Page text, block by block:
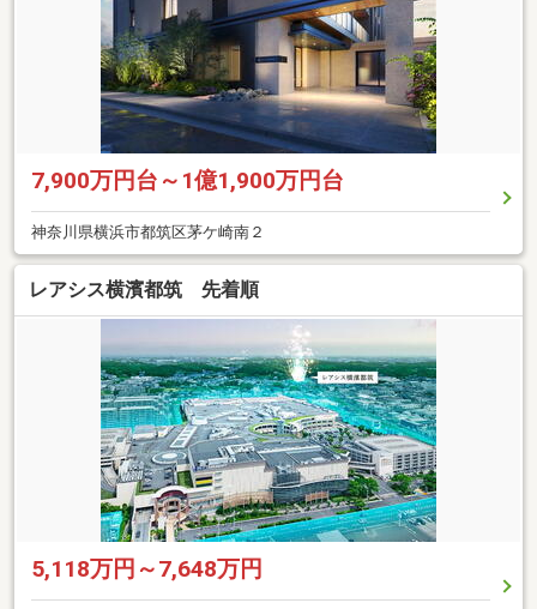
7,900万円台～1億1,900万円台
神奈川県横浜市都筑区茅ケ崎南２
レアシス横濱都筑 先着順
5,118万円～7,648万円